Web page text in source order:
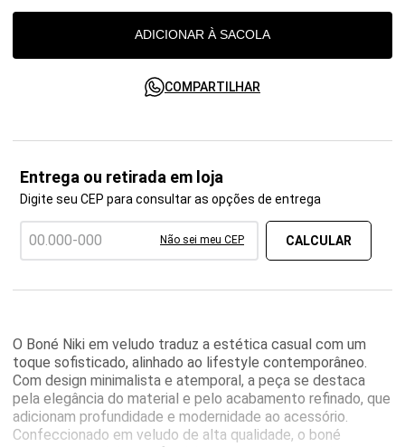
ADICIONAR À SACOLA
COMPARTILHAR
Entrega ou retirada em loja
Digite seu CEP para consultar as opções de entrega
Não sei meu CEP
O Boné Niki em veludo traduz a estética casual com um
toque sofisticado, alinhado ao lifestyle contemporâneo.
Com design minimalista e atemporal, a peça se destaca
pela elegância do material e pelo acabamento refinado, que
adicionam profundidade e modernidade ao acessório.
Confeccionado em veludo de alta qualidade, o boné